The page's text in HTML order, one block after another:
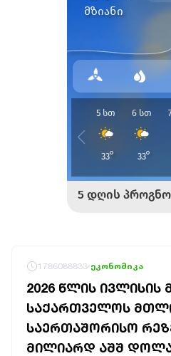
1786088833 ეკონომიკა
2026 ᲬᲚᲘᲡ
ᲡᲐᲥᲐᲠᲗᲕᲔᲚᲝᲡ
ᲡᲐᲔᲠᲗᲐᲨᲝᲠᲘᲡᲝ
ᲛᲘᲚᲘᲐᲠᲓ ᲐᲨᲨ